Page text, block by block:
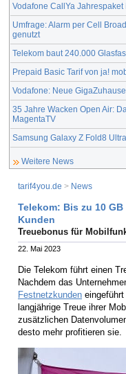
Vodafone CallYa
Umfrage: Alarm per Cell
genutzt
Telekom baut 240.000
Prepaid Basic Tarif von ja!
Vodafone: Neue
35 Jahre Wacken Open Air:
MagentaTV
Samsung Galaxy Z Fold8
Weitere News
tarif4you.de > News
Telekom: Bis zu 10
Kunden
Treuebonus für
22. Mai 2023
Die Telekom führt einen
Nachdem das
Festnetzkunden
langjährige Treue ihrer
zusätzlichen
desto mehr profitieren sie.